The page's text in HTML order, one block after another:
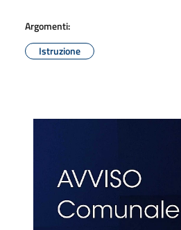
Argomenti:
Istruzione